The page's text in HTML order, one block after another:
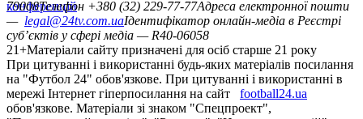
конференцій
79008Телефон +380 (32) 229-77-77Адреса електронної пошти
— legal@24tv.com.uaІдентифікатор онлайн-медіа в Реєстрі
суб’єктів у сфері медіа — R40-06058
21+Матеріали сайту призначені для осіб старше 21 року
При цитуванні і використанні будь-яких матеріалів посилання
на "Футбол 24" обов'язкове. При цитуванні і використанні в
мережі Інтернет гіперпосилання на сайт
football24.ua
обов'язкове. Матеріали зі знаком "Спецпроект",